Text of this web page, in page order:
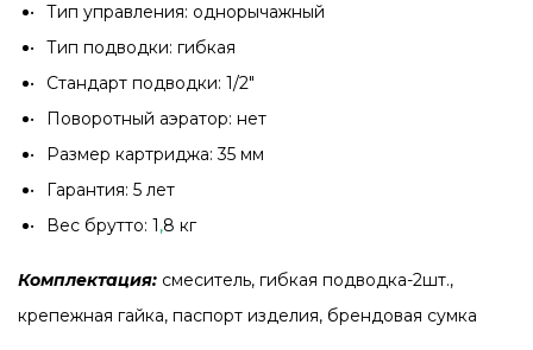
Тип управления: однорычажный
Тип подводки: гибкая
Стандарт подводки: 1/2"
Поворотный аэратор: нет
Размер картриджа: 35 мм
Гарантия: 5 лет
Вес брутто: 1 ,8 кг
Комплектация: смеситель, гибкая подводка-2шт.,
крепежная гайка, паспорт изделия, брендовая сумка